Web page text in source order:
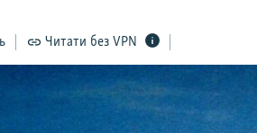
Читати без VPN